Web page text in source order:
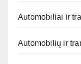
Automobiliai ir
Automobilių ir